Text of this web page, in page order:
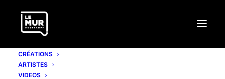
CRÉATIONS
ARTISTES
VIDEOS